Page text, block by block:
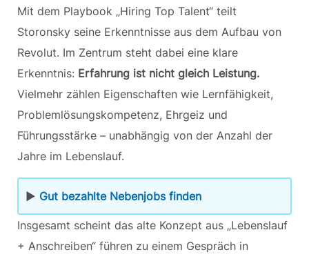
Mit dem Playbook „Hiring Top Talent“ teilt
Storonsky seine Erkenntnisse aus dem Aufbau von
Revolut. Im Zentrum steht dabei eine klare
Erkenntnis: Erfahrung ist nicht gleich Leistung.
Vielmehr zählen Eigenschaften wie Lernfähigkeit,
Problemlösungskompetenz, Ehrgeiz und
Führungsstärke – unabhängig von der Anzahl der
Jahre im Lebenslauf.
▶ Gut bezahlte Nebenjobs finden
Insgesamt scheint das alte Konzept aus „Lebenslauf
+ Anschreiben“ führen zu einem Gespräch in